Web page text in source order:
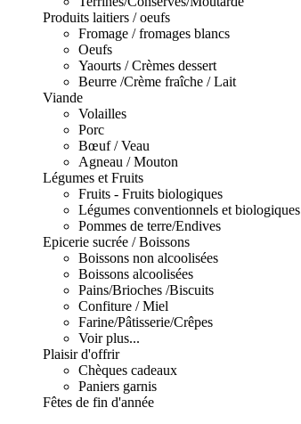
Produits laitiers / oeufs
Fromage / fromages blancs
Oeufs
Yaourts / Crèmes dessert
Beurre /Crème fraîche / Lait
Viande
Volailles
Porc
Bœuf / Veau
Agneau / Mouton
Légumes et Fruits
Fruits - Fruits biologiques
Légumes conventionnels et biologiques
Pommes de terre/Endives
Epicerie sucrée / Boissons
Boissons non alcoolisées
Boissons alcoolisées
Pains/Brioches /Biscuits
Confiture / Miel
Farine/Pâtisserie/Crêpes
Voir plus...
Plaisir d'offrir
Chèques cadeaux
Paniers garnis
Fêtes de fin d'année